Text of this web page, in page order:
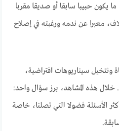
يكون حبيبا سابقا أو صديقا مقربا
معبرا عن ندمه ورغبته في إصلاح
ونتخيل سيناريوهات افتراضية،
هذه المشاهد، برز سؤال واحد:
الأسئلة فضولا التي تصلنا، خاصة